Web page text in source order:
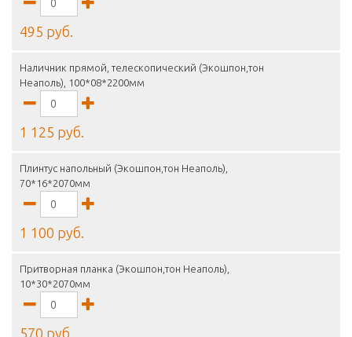
495 руб.
Наличник прямой, телескопический (Экошпон,тон
Неаполь), 100*08*2200мм
1 125 руб.
Плинтус напольный (Экошпон,тон Неаполь),
70*16*2070мм
1 100 руб.
Притворная планка (Экошпон,тон Неаполь),
10*30*2070мм
570 руб.